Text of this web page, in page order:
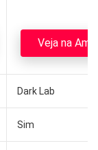
Veja na
Dark Lab
Sim